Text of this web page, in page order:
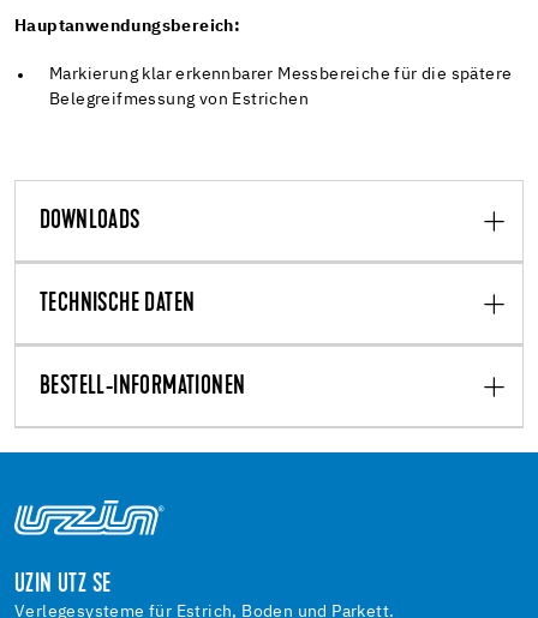
Hauptanwendungsbereich:
Markierung klar erkennbarer Messbereiche für die spätere
Belegreifmessung von Estrichen
DOWNLOADS
TECHNISCHE DATEN
BESTELL-INFORMATIONEN
UZIN UTZ SE
Verlegesysteme für Estrich, Boden und Parkett.